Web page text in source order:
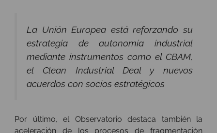
La Unión Europea está reforzando su
estrategia de autonomía industrial
mediante instrumentos como el CBAM,
el Clean Industrial Deal y nuevos
acuerdos con socios estratégicos
Por último, el Observatorio destaca también la
aceleración de los procesos de fragmentación